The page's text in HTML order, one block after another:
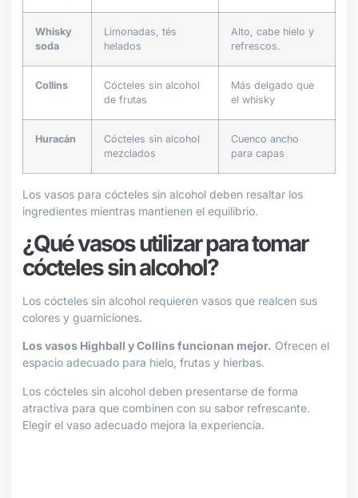
Whisky
soda
Limonadas, tés
helados
Alto, cabe hielo y
refrescos.
Collins
Cócteles sin alcohol
de frutas
Más delgado que
el whisky
Huracán
Cócteles sin alcohol
mezclados
Cuenco ancho
para capas
Los vasos para cócteles sin alcohol deben resaltar los
ingredientes mientras mantienen el equilibrio.
¿Qué vasos utilizar para tomar
cócteles sin alcohol?
Los cócteles sin alcohol requieren vasos que realcen sus
colores y guarniciones.
Los vasos Highball y Collins funcionan mejor. Ofrecen el
espacio adecuado para hielo, frutas y hierbas.
Los cócteles sin alcohol deben presentarse de forma
atractiva para que combinen con su sabor refrescante.
Elegir el vaso adecuado mejora la experiencia.